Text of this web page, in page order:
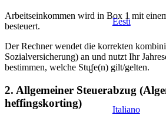
Eesti
Italiano
Arbeitseinkommen wird in Box 1 mit
besteuert.
Der Rechner wendet die korrekten
Sozialversicherung) an und nutzt Ihr
bestimmen, welche Stufe(n) gilt/gelten.
2. Allgemeiner Steuerabzug
heffingskorting)